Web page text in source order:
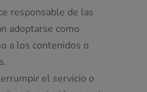
responsable de las
adoptarse como
a los contenidos o
el servicio o